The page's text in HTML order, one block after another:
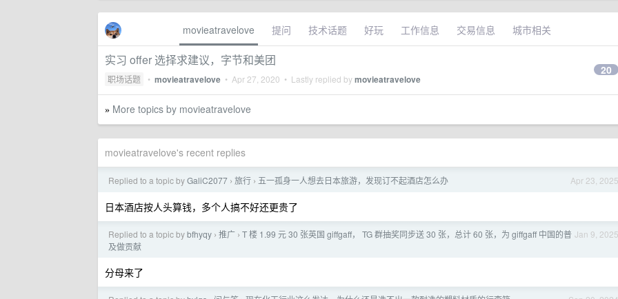
movieatravelove 提问 技术话题 好玩 工作信息 交易信息 城市相关
实习 offer 选择求建议，字节和美团
职场话题 • movieatravelove • Apr 27, 2020 • Lastly replied bymovieatravelove
20
» More topics by movieatravelove
movieatravelove's recent replies
Apr 23, 2025
Replied to a topic byGaliC2077 › 旅行 › 五一孤身一人想去日本旅游，发现订不起酒店怎么办
日本酒店按人头算钱，多个人搞不好还更贵了
Jan 9, 2025
Replied to a topic bybfhyqy › 推广 › T 楼 1.99 元 30 张英国 giffgaff， TG 群抽奖同步送 30 张，总计 60 张，为 giffgaff 中国的普
及做贡献
分母来了